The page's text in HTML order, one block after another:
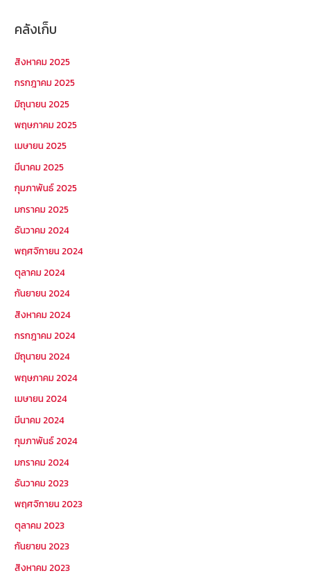
คลังเก็บ
สิงหาคม 2025
กรกฎาคม 2025
มิถุนายน 2025
พฤษภาคม 2025
เมษายน 2025
มีนาคม 2025
กุมภาพันธ์ 2025
มกราคม 2025
ธันวาคม 2024
พฤศจิกายน 2024
ตุลาคม 2024
กันยายน 2024
สิงหาคม 2024
กรกฎาคม 2024
มิถุนายน 2024
พฤษภาคม 2024
เมษายน 2024
มีนาคม 2024
กุมภาพันธ์ 2024
มกราคม 2024
ธันวาคม 2023
พฤศจิกายน 2023
ตุลาคม 2023
กันยายน 2023
สิงหาคม 2023